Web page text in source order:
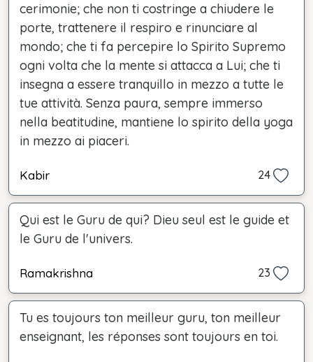
cerimonie; che non ti costringe a chiudere le
porte, trattenere il respiro e rinunciare al
mondo; che ti fa percepire lo Spirito Supremo
ogni volta che la mente si attacca a Lui; che ti
insegna a essere tranquillo in mezzo a tutte le
tue attività. Senza paura, sempre immerso
nella beatitudine, mantiene lo spirito della yoga
in mezzo ai piaceri.
Kabir 24
Qui est le Guru de qui? Dieu seul est le guide et
le Guru de l'univers.
Ramakrishna 23
Tu es toujours ton meilleur guru, ton meilleur
enseignant, les réponses sont toujours en toi.